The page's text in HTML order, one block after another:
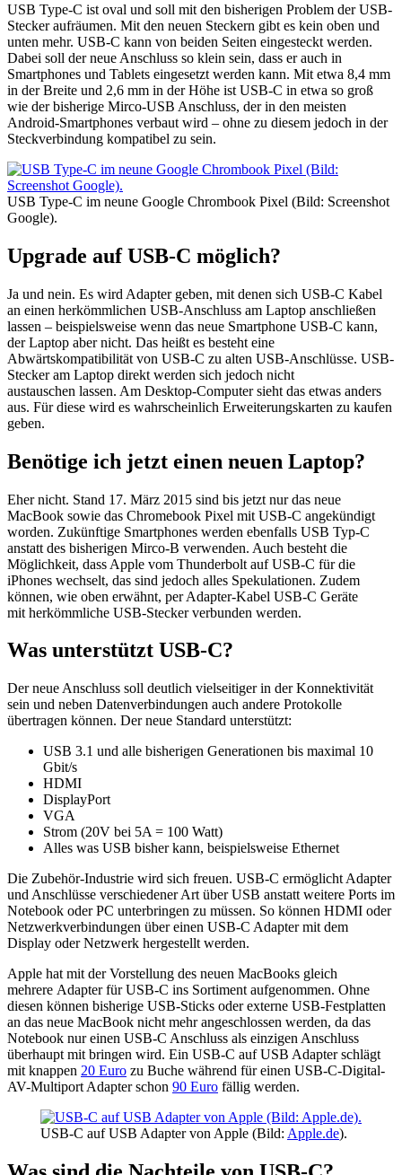
USB Type-C ist oval und soll mit den bisherigen Problem der USB-
Stecker aufräumen. Mit den neuen Steckern gibt es kein oben und
unten mehr. USB-C kann von beiden Seiten eingesteckt werden.
Dabei soll der neue Anschluss so klein sein, dass er auch in
Smartphones und Tablets eingesetzt werden kann. Mit etwa 8,4 mm
in der Breite und 2,6 mm in der Höhe ist USB-C in etwa so groß
wie der bisherige Mirco-USB Anschluss, der in den meisten
Android-Smartphones verbaut wird – ohne zu diesem jedoch in der
Steckverbindung kompatibel zu sein.
USB Type-C im neune Google Chrombook Pixel (Bild: Screenshot
Google).
Upgrade auf USB-C möglich?
Ja und nein. Es wird Adapter geben, mit denen sich USB-C Kabel
an einen herkömmlichen USB-Anschluss am Laptop anschließen
lassen – beispielsweise wenn das neue Smartphone USB-C kann,
der Laptop aber nicht. Das heißt es besteht eine
Abwärtskompatibilität von USB-C zu alten USB-Anschlüsse. USB-
Stecker am Laptop direkt werden sich jedoch nicht
austauschen lassen. Am Desktop-Computer sieht das etwas anders
aus. Für diese wird es wahrscheinlich Erweiterungskarten zu kaufen
geben.
Benötige ich jetzt einen neuen Laptop?
Eher nicht. Stand 17. März 2015 sind bis jetzt nur das neue
MacBook sowie das Chromebook Pixel mit USB-C angekündigt
worden. Zukünftige Smartphones werden ebenfalls USB Typ-C
anstatt des bisherigen Mirco-B verwenden. Auch besteht die
Möglichkeit, dass Apple vom Thunderbolt auf USB-C für die
iPhones wechselt, das sind jedoch alles Spekulationen. Zudem
können, wie oben erwähnt, per Adapter-Kabel USB-C Geräte
mit herkömmliche USB-Stecker verbunden werden.
Was unterstützt USB-C?
Der neue Anschluss soll deutlich vielseitiger in der Konnektivität
sein und neben Datenverbindungen auch andere Protokolle
übertragen können. Der neue Standard unterstützt:
USB 3.1 und alle bisherigen Generationen bis maximal 10
Gbit/s
HDMI
DisplayPort
VGA
Strom (20V bei 5A = 100 Watt)
Alles was USB bisher kann, beispielsweise Ethernet
Die Zubehör-Industrie wird sich freuen. USB-C ermöglicht Adapter
und Anschlüsse verschiedener Art über USB anstatt weitere Ports im
Notebook oder PC unterbringen zu müssen. So können HDMI oder
Netzwerkverbindungen über einen USB-C Adapter mit dem
Display oder Netzwerk hergestellt werden.
Apple hat mit der Vorstellung des neuen MacBooks gleich
mehrere Adapter für USB-C ins Sortiment aufgenommen. Ohne
diesen können bisherige USB-Sticks oder externe USB-Festplatten
an das neue MacBook nicht mehr angeschlossen werden, da das
Notebook nur einen USB-C Anschluss als einzigen Anschluss
überhaupt mit bringen wird. Ein USB-C auf USB Adapter schlägt
mit knappen 20 Euro zu Buche während für einen USB-C-Digital-
AV-Multiport Adapter schon 90 Euro fällig werden.
USB-C auf USB Adapter von Apple (Bild: Apple.de).